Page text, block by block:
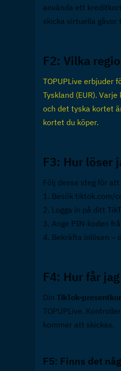
använda ett
skicka virtuella gåvor
F2: Vilka
TOPUPLive erbjuder
Tyskland (EUR).
och det tyska kortet
kortet du köper.
F3: Hur löser
Följ dessa steg för
1. Besök tiktok.com/
2. Logga in på ditt
3. Ange PIN-koden
4. Bekräfta inlösen –
F4: Hur får
Din TikTok-
TOPUPLive.
kommer att skickas.
F5: Finns det